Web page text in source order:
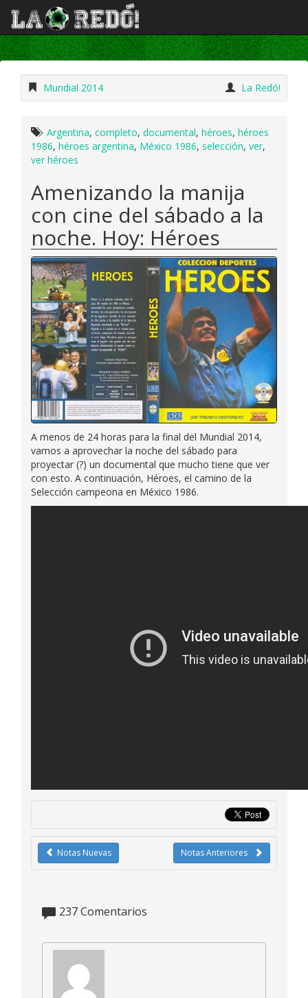
Mundial 2014 La Redó!
Argentina, completo, documental, héroes, héroes
1986, héroes argentina, México 1986, selección, ver,
ver héroes
Amenizando la manija
con cine del sábado a la
noche. Hoy: Héroes
A menos de 24 horas para la final del Mundial 2014,
vamos a aprovechar la noche del sábado para
proyectar (?) un documental que mucho tiene que ver
con esto. A continuación, Héroes, el camino de la
Selección campeona en México 1986.
Notas Anteriores
Notas Nuevas
237Comentarios